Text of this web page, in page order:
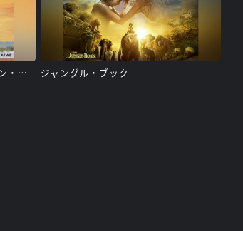
奇跡のチェックメイト － クイーン・オブ・カトゥエ － ジャングル・ブック